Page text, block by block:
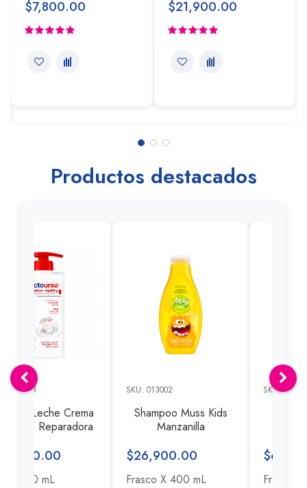
$7,800.00 $21,900.00
Productos destacados
013088
Leche Crema
Reparadora
X 250 mL
SKU: 013002
Shampoo Muss Kids
Manzanilla
$26,900.00
Frasco X 400 mL
SKU:
Frasco